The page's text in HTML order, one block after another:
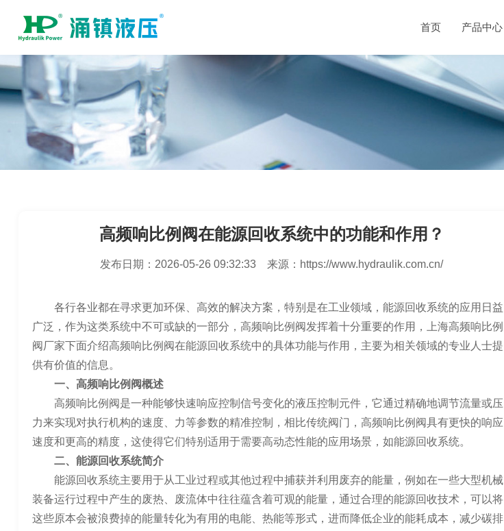
首页 产品中心
高频响比例阀在能源回收系统中的功能和作用？
发布日期： 2026-05-26 09:32:33 来源： https://www.hydraulik.com.cn/
各行各业都在寻求更加环保、高效的解决方案，特别是在工业领域，能源回收系统的应用日益
广泛，作为这类系统中不可或缺的一部分，高频响比例阀发挥着十分重要的作用，上海高频响比例
阀厂家下面介绍高频响比例阀在能源回收系统中的具体功能与作用，主要为相关领域的专业人士提
供有价值的信息。
一、高频响比例阀概述
高频响比例阀是一种能够快速响应控制信号变化的液压控制元件，它通过精确地调节流量或压
力来实现对执行机构的速度、力等参数的精准控制，相比传统阀门，高频响比例阀具有更快的响应
速度和更高的精度，这使得它们特别适用于需要高动态性能的应用场景，如能源回收系统。
二、能源回收系统简介
能源回收系统主要用于从工业过程或其他过程中捕获并利用废弃的能量，例如在一些大型机械
装备运行过程中产生的废热、废流体中往往蕴含着可观的能量，通过合理的能源回收技术，可以将
这些原本会被浪费掉的能量转化为有用的电能、热能等形式，进而降低企业的能耗成本，减少碳排